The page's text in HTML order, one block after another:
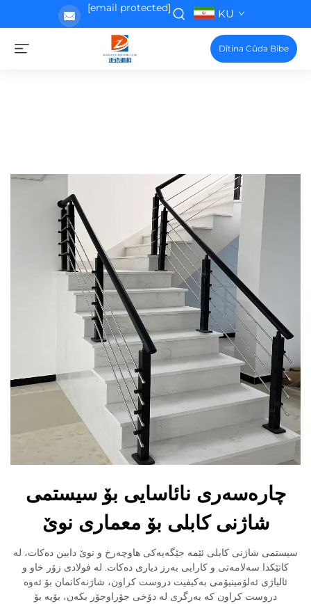
[email protected] KU
Dîtina Cûda Bibe
چارەسەری نائاسایی بۆ سیستمی
شاژنی کابلی بۆ معماری نوێ
سیستمی شاژنی کابلی ئێمە جێگەیەکی هاوچەرخ و نوێ دابین دەکات، لە
کاتێکدا سەلامەتی و کارایی بەرز دیاری دەکات. لە فولادی زۆر خاو و
ئالیاژی ئەلۆمینیۆمی بەکیفیت دروست کراون، شاژنەکانمان بۆ ئەوە
دروست کراون کە بەرگری لە دۆخی جۆراوجۆر بکەن، بۆیە بۆ